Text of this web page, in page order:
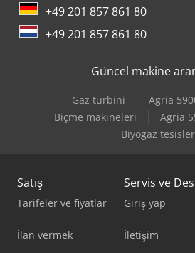
+49 201 857 861 80
+49 201 857 861 80
Güncel makine
Gaz türbini
Agria
Biçme makineleri
Agria
Biyogaz
Satış
Tarifeler ve fiyatlar
İlan vermek
Servis ve
Giriş yap
İletişim